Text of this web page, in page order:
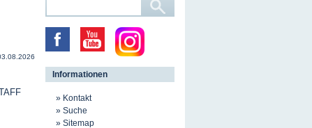
Informationen
Kontakt
Suche
Sitemap